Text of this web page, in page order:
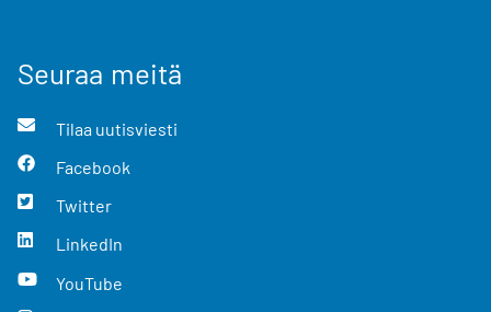
Seuraa meitä
Tilaa uutisviesti
Facebook
Twitter
LinkedIn
YouTube